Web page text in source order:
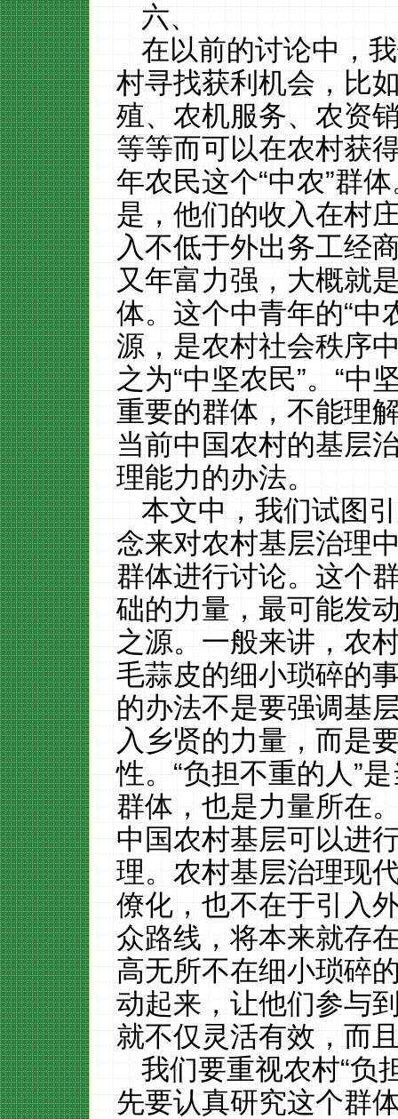
六、
在以前的讨论中，
村寻找获利机会，比
殖、农机服务、农资
等等而可以在农村获
年农民这个“中农”群
是，他们的收入在村
入不低于外出务工经
又年富力强，大概就
体。这个中青年的“中
源，是农村社会秩序
之为“中坚农民”。“中
重要的群体，不能理
当前中国农村的基层
理能力的办法。
本文中，我们试图
念来对农村基层治理
群体进行讨论。这个
础的力量，最可能发
之源。一般来讲，农
毛蒜皮的细小琐碎的
的办法不是要强调基
入乡贤的力量，而是
性。“负担不重的人”
群体，也是力量所在
中国农村基层可以进
理。农村基层治理现
僚化，也不在于引入
众路线，将本来就存
高无所不在细小琐碎
动起来，让他们参与
就不仅灵活有效，而
我们要重视农村“负
先要认真研究这个群